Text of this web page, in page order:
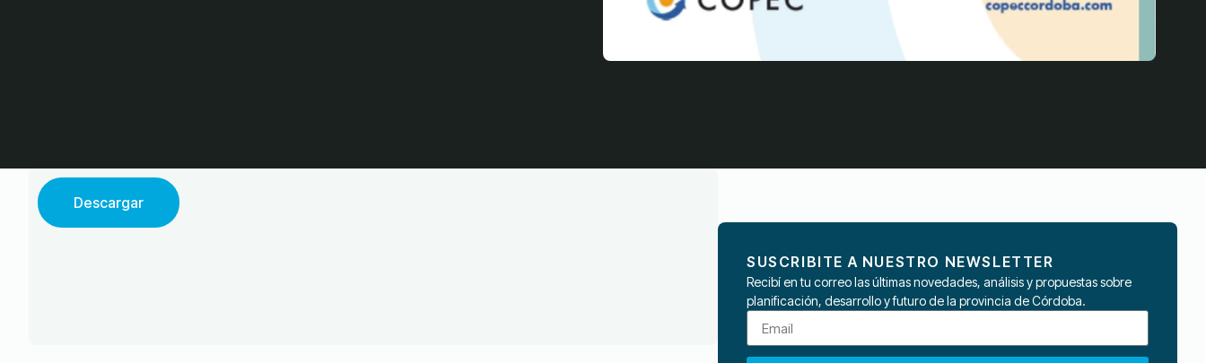
Descargar
SUSCRIBITE A NUESTRO NEWSLETTER
Recibí en tu correo las últimas novedades, análisis y propuestas sobre
planificación, desarrollo y futuro de la provincia de Córdoba.